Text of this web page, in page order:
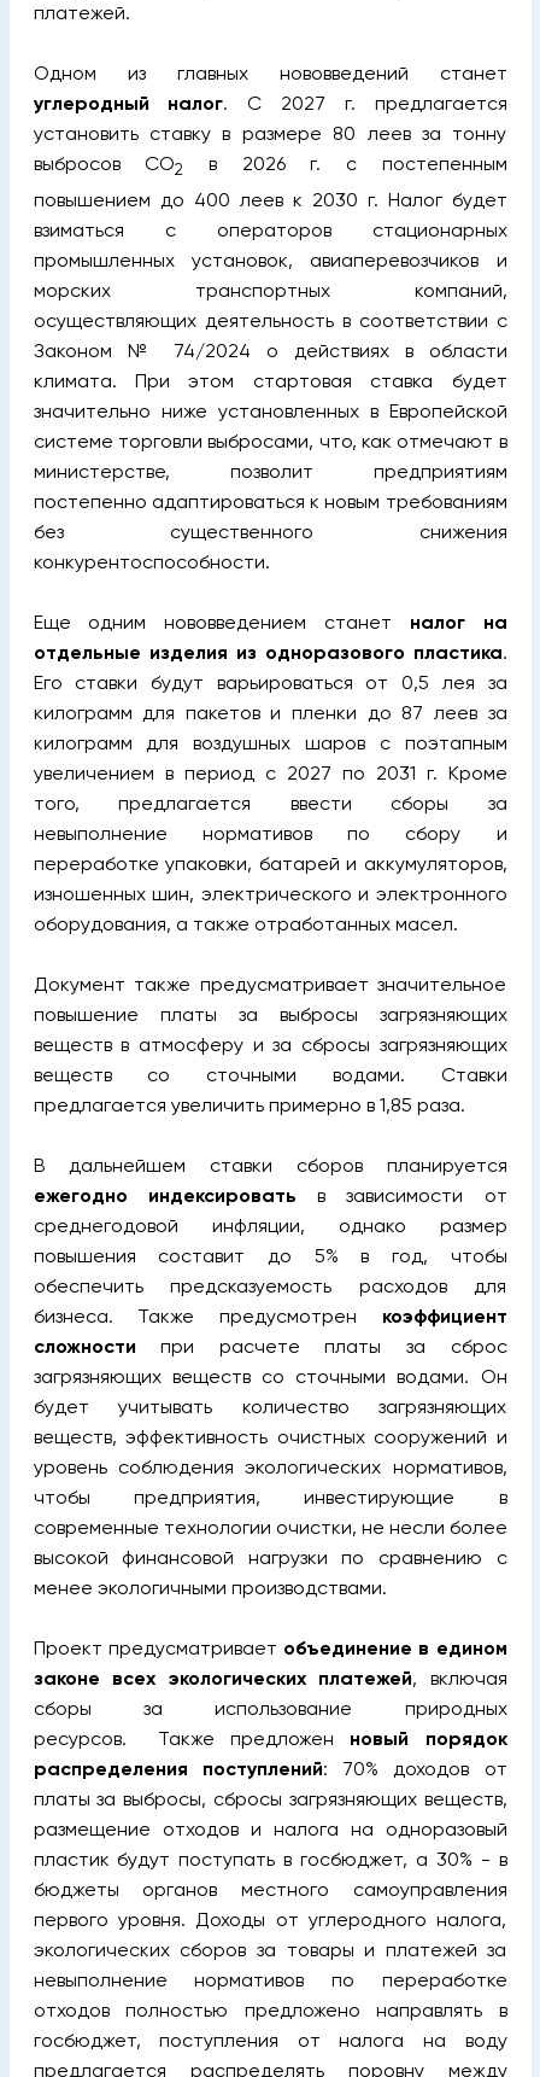
платежей.
Одном из главных нововведений станет
углеродный налог. С 2027 г. предлагается
установить ставку в размере 80 леев за тонну
выбросов CO2
в 2026 г. с постепенным
повышением до 400 леев к 2030 г. Налог будет
взиматься с операторов стационарных
промышленных установок, авиаперевозчиков и
морских транспортных компаний,
осуществляющих деятельность в соответствии с
Законом № 74/2024 о действиях в области
климата. При этом стартовая ставка будет
значительно ниже установленных в Европейской
системе торговли выбросами, что, как отмечают в
министерстве, позволит предприятиям
постепенно адаптироваться к новым требованиям
без существенного снижения
конкурентоспособности.
Еще одним нововведением станет налог на
отдельные изделия из одноразового пластика.
Его ставки будут варьироваться от 0,5 лея за
килограмм для пакетов и пленки до 87 леев за
килограмм для воздушных шаров с поэтапным
увеличением в период с 2027 по 2031 г. Кроме
того, предлагается ввести сборы за
невыполнение нормативов по сбору и
переработке упаковки, батарей и аккумуляторов,
изношенных шин, электрического и электронного
оборудования, а также отработанных масел.
Документ также предусматривает значительное
повышение платы за выбросы загрязняющих
веществ в атмосферу и за сбросы загрязняющих
веществ со сточными водами. Ставки
предлагается увеличить примерно в 1,85 раза.
В дальнейшем ставки сборов планируется
ежегодно индексировать в зависимости от
среднегодовой инфляции, однако размер
повышения составит до 5% в год, чтобы
обеспечить предсказуемость расходов для
бизнеса. Также предусмотрен коэффициент
сложности при расчете платы за сброс
загрязняющих веществ со сточными водами. Он
будет учитывать количество загрязняющих
веществ, эффективность очистных сооружений и
уровень соблюдения экологических нормативов,
чтобы предприятия, инвестирующие в
современные технологии очистки, не несли более
высокой финансовой нагрузки по сравнению с
менее экологичными производствами.
Проект предусматривает объединение в едином
законе всех экологических платежей, включая
сборы за использование природных
ресурсов. Также предложен новый порядок
распределения поступлений: 70% доходов от
платы за выбросы, сбросы загрязняющих веществ,
размещение отходов и налога на одноразовый
пластик будут поступать в госбюджет, а 30% - в
бюджеты органов местного самоуправления
первого уровня. Доходы от углеродного налога,
экологических сборов за товары и платежей за
невыполнение нормативов по переработке
отходов полностью предложено направлять в
госбюджет, поступления от налога на воду
предлагается распределять поровну между